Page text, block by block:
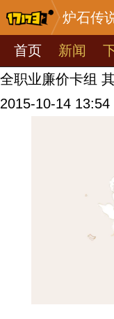
炉石传
首页 新闻
全职业廉价卡组
2015-10-14 13:54